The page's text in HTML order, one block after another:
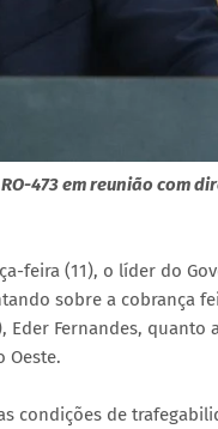
473 em reunião com
feira (11), o líder do
sobre a cobrança
Eder Fernandes, quanto
Oeste.
condições de